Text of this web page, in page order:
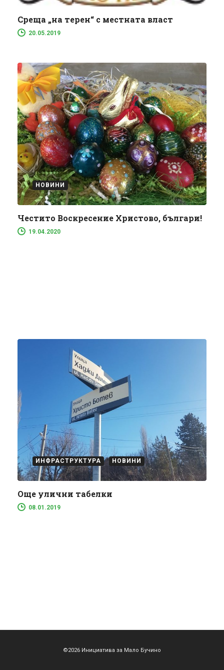
Среща „на терен“ с местната власт
20.05.2019
НОВИНИ
Честито Воскресение Христово, българи!
19.04.2020
ИНФРАСТРУКТУРА НОВИНИ
Още улични табелки
08.01.2019
©2026 Инициатива за Мало Бучино